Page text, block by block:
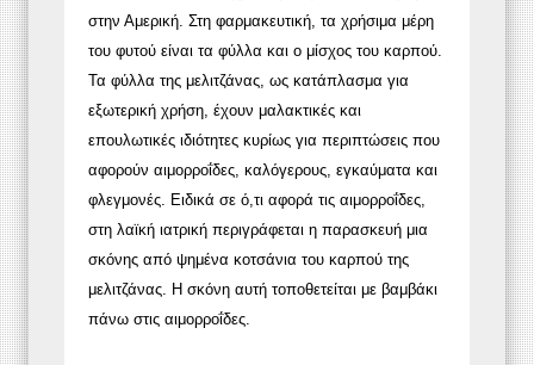
στην Αμερική. Στη φαρμακευτική, τα χρήσιμα μέρη
του φυτού είναι τα φύλλα και ο μίσχος του καρπού.
Τα φύλλα της μελιτζάνας, ως κατάπλασμα για
εξωτερική χρήση, έχουν μαλακτικές και
επουλωτικές ιδιότητες κυρίως για περιπτώσεις που
αφορούν αιμορροΐδες, καλόγερους, εγκαύματα και
φλεγμονές. Ειδικά σε ό,τι αφορά τις αιμορροΐδες,
στη λαϊκή ιατρική περιγράφεται η παρασκευή μια
σκόνης από ψημένα κοτσάνια του καρπού της
μελιτζάνας. Η σκόνη αυτή τοποθετείται με βαμβάκι
πάνω στις αιμορροΐδες.